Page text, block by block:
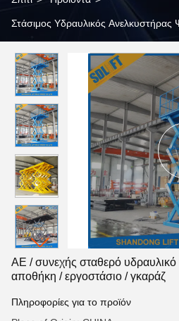
Στάσιμος Υδραυλικός Ανελκυστήρας
εργοστάσιο / γκαράζ
ΑΕ / συνεχής σταθερό υδραυλικό
αποθήκη / εργοστάσιο / γκαράζ
Πληροφορίες για το προϊόν